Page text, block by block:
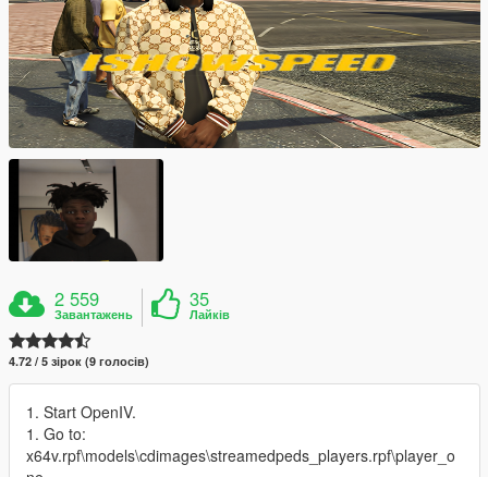
2 559
Завантажень
35
Лайків
4.72 / 5 зірок (9 голосів)
1. Start OpenIV.
1. Go to:
x64v.rpf\models\cdimages\streamedpeds_players.rpf\player_o